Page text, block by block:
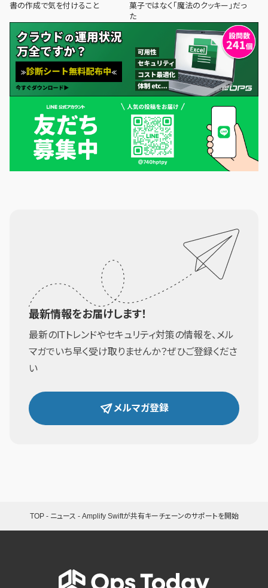
書の作成で気を付けること
菓子ではなく「魔法のクッキー」だっ
た
最新情報をお届けします！
最新のITトレンドやセキュリティ対策の情報を、メル
マガでいち早く受け取りませんか？ぜひご登録くださ
い
メルマガ登録
TOP- ニュース - Amplify Swiftが共有キーチェーンのサポートを開始